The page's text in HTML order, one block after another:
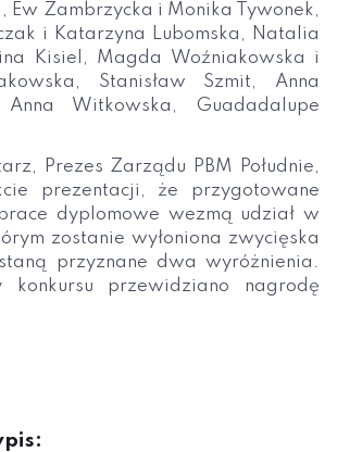
Ew Zambrzycka i Monika Tywonek,
i Katarzyna Lubomska, Natalia
Kisiel, Magda Woźniakowska i
Stanisław Szmit, Anna
Anna Witkowska, Guadadalupe
Prezes Zarządu PBM Południe,
prezentacji, że przygotowane
dyplomowe wezmą udział w
zostanie wyłoniona zwycięska
przyznane dwa wyróżnienia.
konkursu przewidziano nagrodę